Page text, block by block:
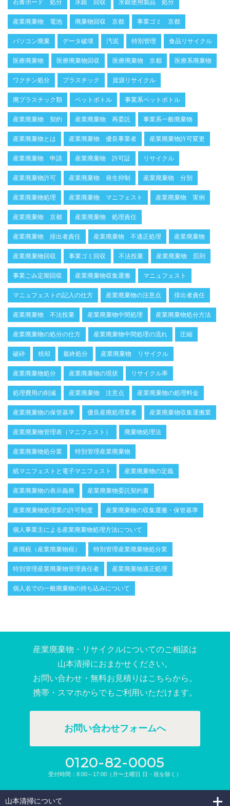
石膏ボード 処分 水銀 回収 水銀使用製品 処分
産業廃棄物 電池 廃棄物回収 京都 事業ゴミ 京都
パソコン廃棄 データ破壊 汚泥 特別管理 食品リサイクル
医療廃棄物 医療廃棄物回収 医療廃棄物 京都 医療系廃棄物
ワクチン処分 プラスチック 資源リサイクル
廃プラスチック類 ペットボトル 事業系ペットボトル
産業廃棄物 契約 産業廃棄物 再委託 事業系一般廃棄物
産業廃棄物とは 産業廃棄物 優良事業者 産業廃棄物許可変更
産業廃棄物 申請 産業廃棄物 許可証 リサイクル
産業廃棄物許可 産業廃棄物 発生抑制 産業廃棄物 分別
産業廃棄物処理 産業廃棄物 マニフェスト 産業廃棄物 実例
産業廃棄物 京都 産業廃棄物 処理責任
産業廃棄物 排出者責任 産業廃棄物 不適正処理 産業廃棄物
産業廃棄物回収 事業ゴミ回収 不法投棄 産業廃棄物 罰則
事業ごみ定期回収 産業廃棄物収集運搬 マニュフェスト
マニュフェストの記入の仕方 産業廃棄物の注意点 排出者責任
産業廃棄物 不法投棄 産業廃棄物中間処理 産業廃棄物処分方法
産業廃棄物の処分の仕方 産業廃棄物中間処理の流れ 圧縮
破砕 焼却 最終処分 産業廃棄物 リサイクル
産業廃棄物処分 産業廃棄物の現状 リサイクル率
処理費用の削減 産業廃棄物 注意点 産業廃棄物の処理料金
産業廃棄物の保管基準 優良産廃処理業者 産業廃棄物収集運搬業
産業廃棄物管理表（マニフェスト） 廃棄物処理法
産業廃棄物処分業 特別管理産業廃棄物
紙マニフェストと電子マニフェスト 産業廃棄物の定義
産業廃棄物の表示義務 産業廃棄物委託契約書
産業廃棄物処理業の許可制度 産業廃棄物の収集運搬・保管基準
個人事業主による産業廃棄物処理方法について
産廃税（産業廃棄物税） 特別管理産業廃棄物処分業
特別管理産業廃棄物管理責任者 産業廃棄物適正処理
個人名での一般廃棄物の持ち込みについて
産業廃棄物・リサイクルについてのご相談は
⼭本清掃におまかせください。
お問い合わせ・無料お⾒積りはこちらから。
携帯・スマホからでもご利⽤いただけます。
お問い合わせフォームへ
0120-82-0005
受付時間：8:00～17:00（月〜土曜日 日・祝を除く）
山本清掃について